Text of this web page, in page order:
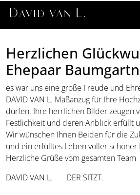
Herzlichen
Ehepaar
es war uns eine große Freude und
DAVID VAN L. Maßanzug für Ihre
dürfen. Ihre herrlichen Bilder zeugen
Festlichkeit und deren Anblick erfüllt
Wir wünschen Ihnen Beiden für die
und ein erfülltes Leben voller schöner
Herzliche Grüße vom gesamten Team
DAVID VAN L. DER SITZT.